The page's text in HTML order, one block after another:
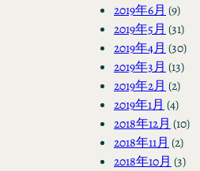
2019年6月 (9)
2019年5月 (31)
2019年4月 (30)
2019年3月 (13)
2019年2月 (2)
2019年1月 (4)
2018年12月 (10)
2018年11月 (2)
2018年10月 (3)